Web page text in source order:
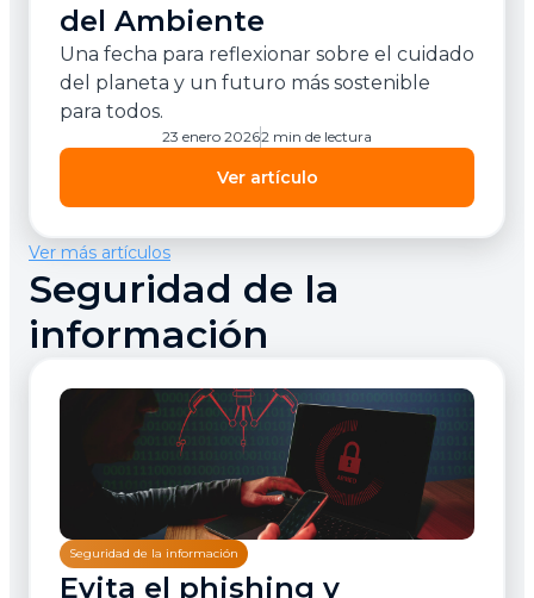
del Ambiente
Una fecha para reflexionar sobre el cuidado
del planeta y un futuro más sostenible
para todos.
Ver artículo
23 enero 20262 min de lectura
Ver más artículos
Seguridad de la
información
Seguridad de la información
Evita el phishing y